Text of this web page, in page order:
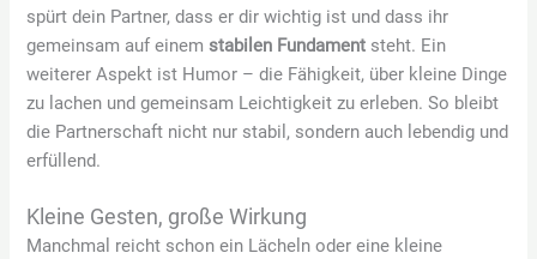
spürt dein Partner, dass er dir wichtig ist und dass ihr
gemeinsam auf einemstabilen Fundament steht. Ein
weiterer Aspekt ist Humor – die Fähigkeit, über kleine Dinge
zu lachen und gemeinsam Leichtigkeit zu erleben. So bleibt
die Partnerschaft nicht nur stabil, sondern auch lebendig und
erfüllend.
Kleine Gesten, große Wirkung
Manchmal reicht schon ein Lächeln oder eine kleine